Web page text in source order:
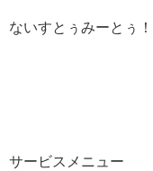
ないすとぅみーとぅ！
サービスメニュー